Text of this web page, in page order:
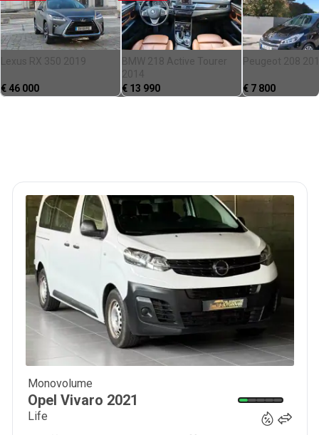
Lexus RX 350 2019
€ 46 000
BMW 218 Active Tourer
€ 13 990
Peugeot 208
€ 7 800
Monovolume
Opel Vivaro 2021
Life